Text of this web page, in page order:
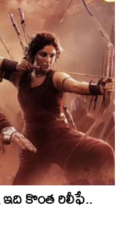
ఇది కొంత రిలీఫే..